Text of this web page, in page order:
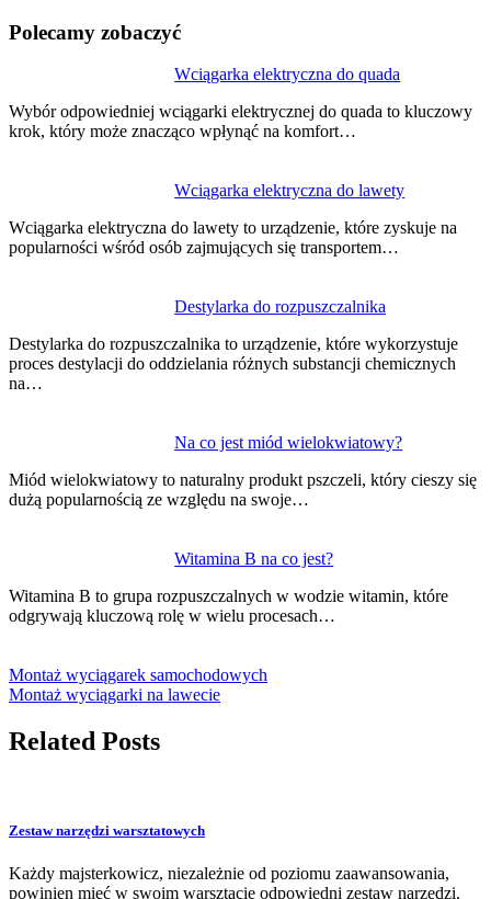
Polecamy zobaczyć
Wciągarka elektryczna do quada
Wybór odpowiedniej wciągarki elektrycznej do quada to kluczowy
krok, który może znacząco wpłynąć na komfort…
Wciągarka elektryczna do lawety
Wciągarka elektryczna do lawety to urządzenie, które zyskuje na
popularności wśród osób zajmujących się transportem…
Destylarka do rozpuszczalnika
Destylarka do rozpuszczalnika to urządzenie, które wykorzystuje
proces destylacji do oddzielania różnych substancji chemicznych
na…
Na co jest miód wielokwiatowy?
Miód wielokwiatowy to naturalny produkt pszczeli, który cieszy się
dużą popularnością ze względu na swoje…
Witamina B na co jest?
Witamina B to grupa rozpuszczalnych w wodzie witamin, które
odgrywają kluczową rolę w wielu procesach…
wpisu
Montaż wyciągarek samochodowych
Montaż wyciągarki na lawecie
Related Posts
Zestaw narzędzi warsztatowych
Każdy majsterkowicz, niezależnie od poziomu zaawansowania,
powinien mieć w swoim warsztacie odpowiedni zestaw narzędzi.